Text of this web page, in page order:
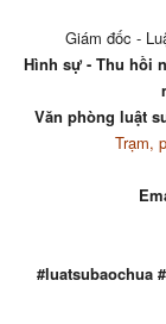
Giám đốc -
Hình sự - Thu hồi
Văn phòng luật
Trạm,
#luatsubaochua